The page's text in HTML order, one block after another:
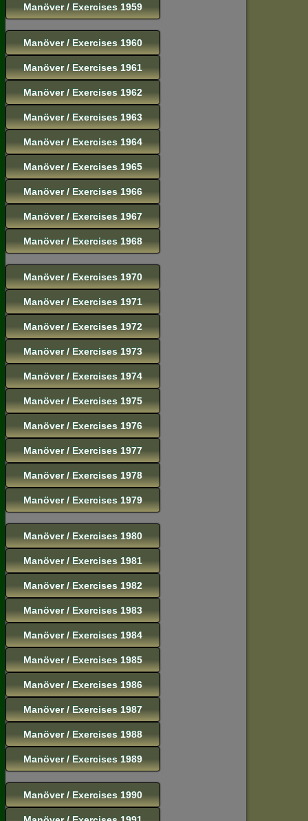
Manöver / Exercises 1959
Manöver / Exercises 1960
Manöver / Exercises 1961
Manöver / Exercises 1962
Manöver / Exercises 1963
Manöver / Exercises 1964
Manöver / Exercises 1965
Manöver / Exercises 1966
Manöver / Exercises 1967
Manöver / Exercises 1968
Manöver / Exercises 1970
Manöver / Exercises 1971
Manöver / Exercises 1972
Manöver / Exercises 1973
Manöver / Exercises 1974
Manöver / Exercises 1975
Manöver / Exercises 1976
Manöver / Exercises 1977
Manöver / Exercises 1978
Manöver / Exercises 1979
Manöver / Exercises 1980
Manöver / Exercises 1981
Manöver / Exercises 1982
Manöver / Exercises 1983
Manöver / Exercises 1984
Manöver / Exercises 1985
Manöver / Exercises 1986
Manöver / Exercises 1987
Manöver / Exercises 1988
Manöver / Exercises 1989
Manöver / Exercises 1990